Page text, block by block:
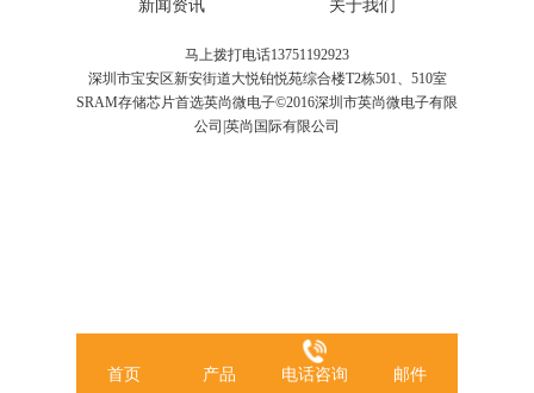
新闻资讯 关于我们
马上拨打电话13751192923
深圳市宝安区新安街道大悦铂悦苑综合楼T2栋501、510室
SRAM存储芯片首选英尚微电子©2016深圳市英尚微电子有限
公司|英尚国际有限公司
首页 产品 电话咨询 邮件